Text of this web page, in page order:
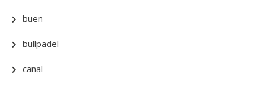
buen
bullpadel
canal